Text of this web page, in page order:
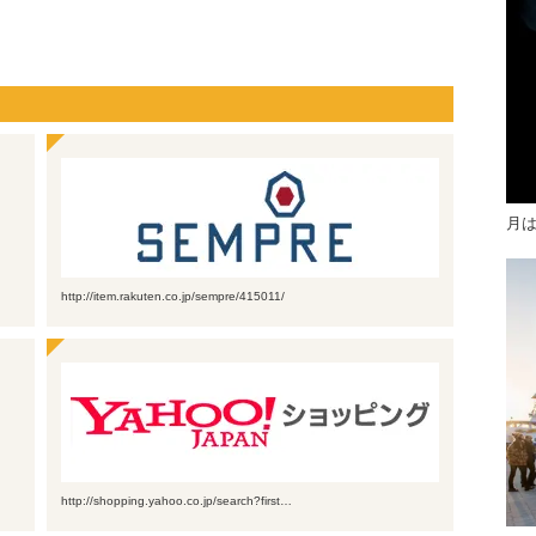
http://item.rakuten.co.jp/sempre/415011/
http://shopping.yahoo.co.jp/search?first…
月